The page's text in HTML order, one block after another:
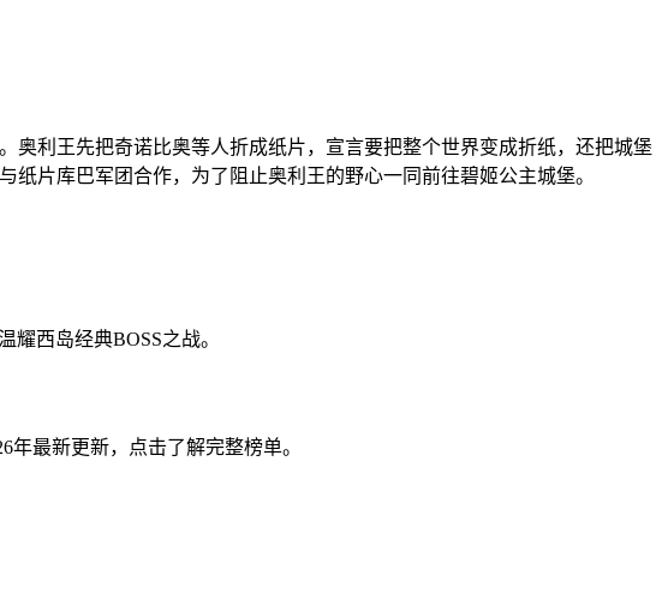
利王先把奇诺比奥等人折成纸片，宣言要把整个世界变成折纸，还把城堡
片库巴军团合作，为了阻止奥利王的野心一同前往碧姬公主城堡。
耀西岛经典BOSS之战。
最新更新，点击了解完整榜单。